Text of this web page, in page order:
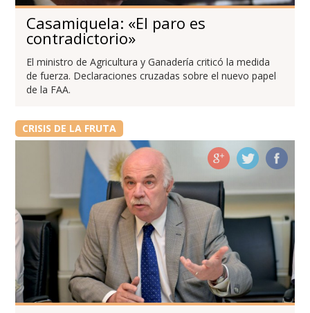
Casamiquela: «El paro es
contradictorio»
El ministro de Agricultura y Ganadería criticó la medida
de fuerza. Declaraciones cruzadas sobre el nuevo papel
de la FAA.
CRISIS DE LA FRUTA